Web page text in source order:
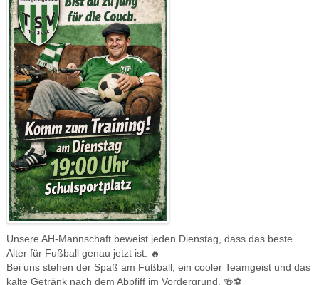
Unsere AH-Mannschaft beweist jeden Dienstag, dass das beste
Alter für Fußball genau jetzt ist. 🔥
Bei uns stehen der Spaß am Fußball, ein cooler Teamgeist und das
kalte Getränk nach dem Abpfiff im Vordergrund. 🍻⚽️